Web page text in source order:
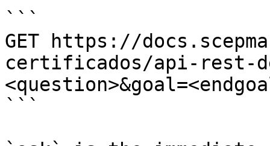
```
GET https://
certificados/api-rest-
```